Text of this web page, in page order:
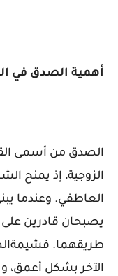
أهمية الصدق في
الصدق من أسمى
الزوجية، إذ يمنح
العاطفي. وعندما
يصبحان قادرين
طريقهما.
الآخر بشكل أعمق،